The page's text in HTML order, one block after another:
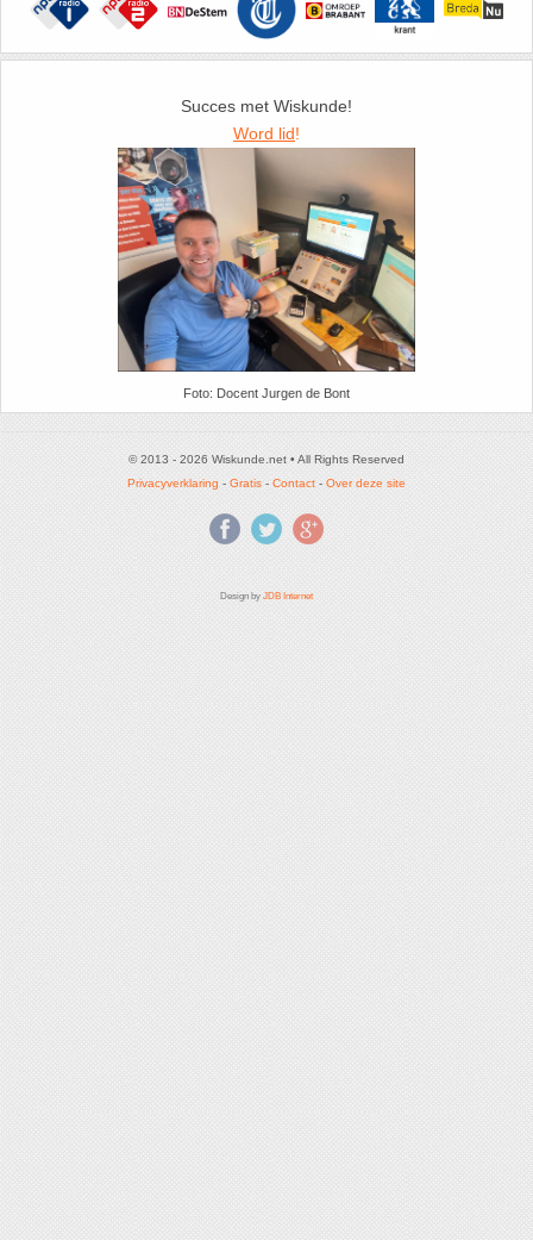
Succes met Wiskunde!
Word lid!
Foto: Docent Jurgen de Bont
© 2013 - 2026 Wiskunde.net • All Rights Reserved
Privacyverklaring - Gratis - Contact - Over deze site
Design by JDB Internet